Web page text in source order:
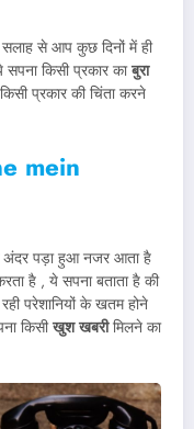
से आप कुछ दिनों में ही
किसी प्रकार काबुरा
प्रकार की चिंता करने
mein
पड़ा हुआ नजर आता है
है , ये सपना बताता है की
परेशानियों के खतम होने
किसीखुश खबरीमिलने का